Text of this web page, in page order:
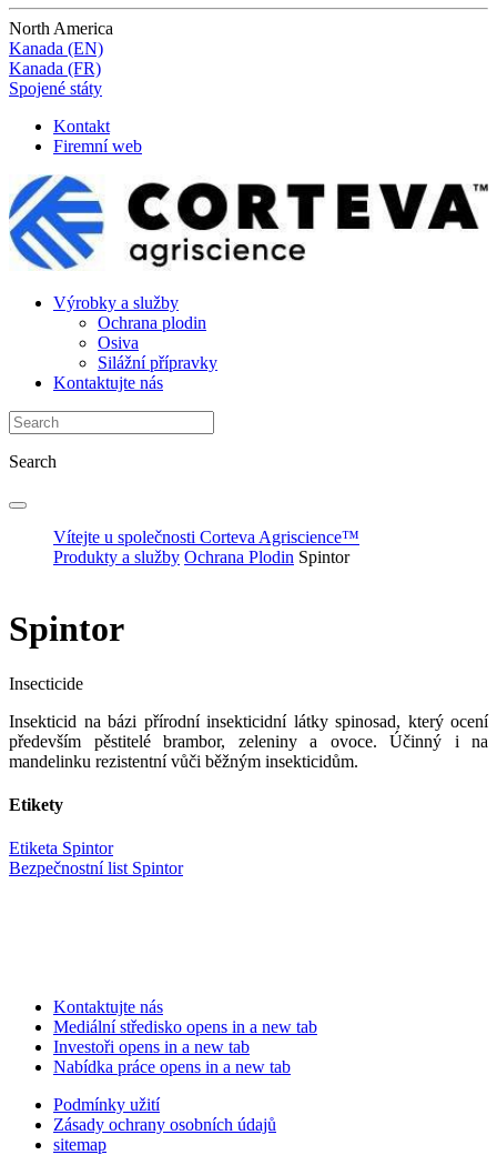
North America
Kanada (EN)
Kanada (FR)
Spojené státy
Kontakt
Firemní web
Výrobky a služby
Ochrana plodin
Osiva
Silážní přípravky
Kontaktujte nás
Search
Vítejte u společnosti Corteva Agriscience™
Produkty a služby Ochrana Plodin Spintor
Spintor
Insecticide
Insekticid na bázi přírodní insekticidní látky spinosad, který ocení
především pěstitelé brambor, zeleniny a ovoce. Účinný i na
mandelinku rezistentní vůči běžným insekticidům.
Etikety
Etiketa Spintor
Bezpečnostní list Spintor
Kontaktujte nás
Mediální středisko opens in a new tab
Investoři opens in a new tab
Nabídka práce opens in a new tab
Podmínky užití
Zásady ochrany osobních údajů
sitemap